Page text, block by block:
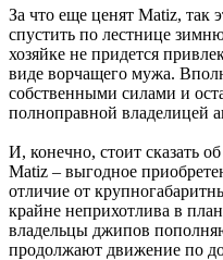
За что еще ценят Matiz, так
спустить по лестнице
хозяйке не придется
виде ворчащего мужа.
собственными силами и
полноправной владелицей
И, конечно, стоит сказать
Matiz – выгодное
отличие от
крайне неприхотлива в
владельцы джипов
продолжают движение по